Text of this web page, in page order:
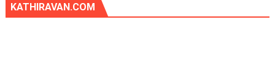
KATHIRAVAN.COM